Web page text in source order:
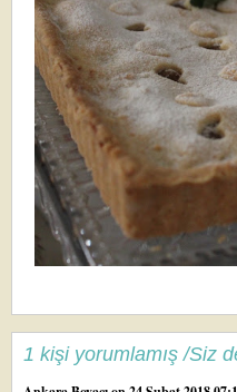
1 kişi yorumlamış /Siz